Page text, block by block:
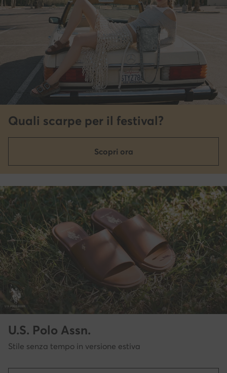
Quali scarpe per il festival?
Scopri ora
U.S. Polo Assn.
Stile senza tempo in versione estiva